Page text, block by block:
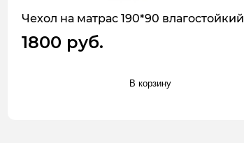
Чехол на матрас 190*90 влагостойкий
1800 руб.
В корзину